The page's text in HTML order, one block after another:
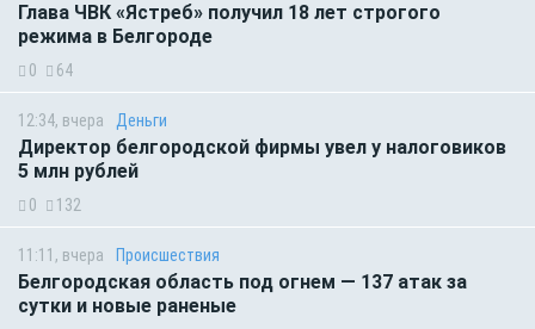
Глава ЧВК «Ястреб» получил 18 лет строгого
режима в Белгороде
0 64
12:34, вчера Деньги
Директор белгородской фирмы увел у налоговиков
5 млн рублей
0 132
11:11, вчера Происшествия
Белгородская область под огнем — 137 атак за
сутки и новые раненые